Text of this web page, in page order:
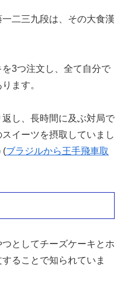
二三九段は、その大食漢
3つ注文し、全て自分で
ます。
し、長時間に及ぶ対局で
イーツを摂取していまし
(ブラジルから王手飛車取
としてチーズケーキとホ
ることで知られていま